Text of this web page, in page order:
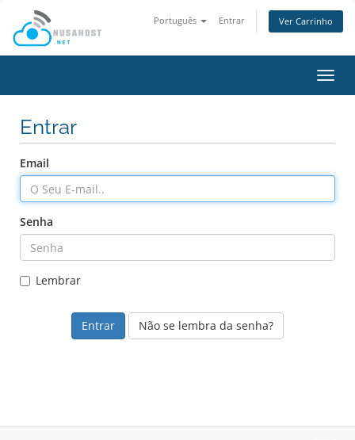
Português Entrar Ver Carrinho
Entrar
Email
Senha
Lembrar
Não se lembra da senha?